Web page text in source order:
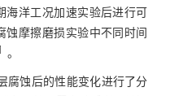
洋工况加速实验后进行可
摩擦磨损实验中不同时间
。
腐蚀后的性能变化进行了分